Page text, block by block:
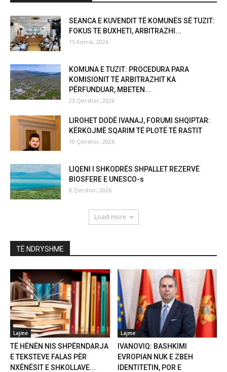
SEANCA E KUVENDIT TË KOMUNËS SË TUZIT:
FOKUS TE BUXHETI, ARBITRAZHI...
15 Korrik, 2026
KOMUNA E TUZIT: PROCEDURA PARA
KOMISIONIT TË ARBITRAZHIT KA
PËRFUNDUAR, MBETEN...
23 Qershor, 2026
LIROHET DODË IVANAJ, FORUMI SHQIPTAR:
KËRKOJMË SQARIM TË PLOTË TË RASTIT
10 Qershor, 2026
LIQENI I SHKODRËS SHPALLET REZERVË
BIOSFERE E UNESCO-s
8 Qershor, 2026
Load more
TË NDRYSHME
Lajme
TË HËNËN NIS SHPËRNDARJA
E TEKSTEVE FALAS PËR
NXËNËSIT E SHKOLLAVE...
Lajme
IVANOVIQ: BASHKIMI
EVROPIAN NUK E ZBEH
IDENTITETIN, POR E